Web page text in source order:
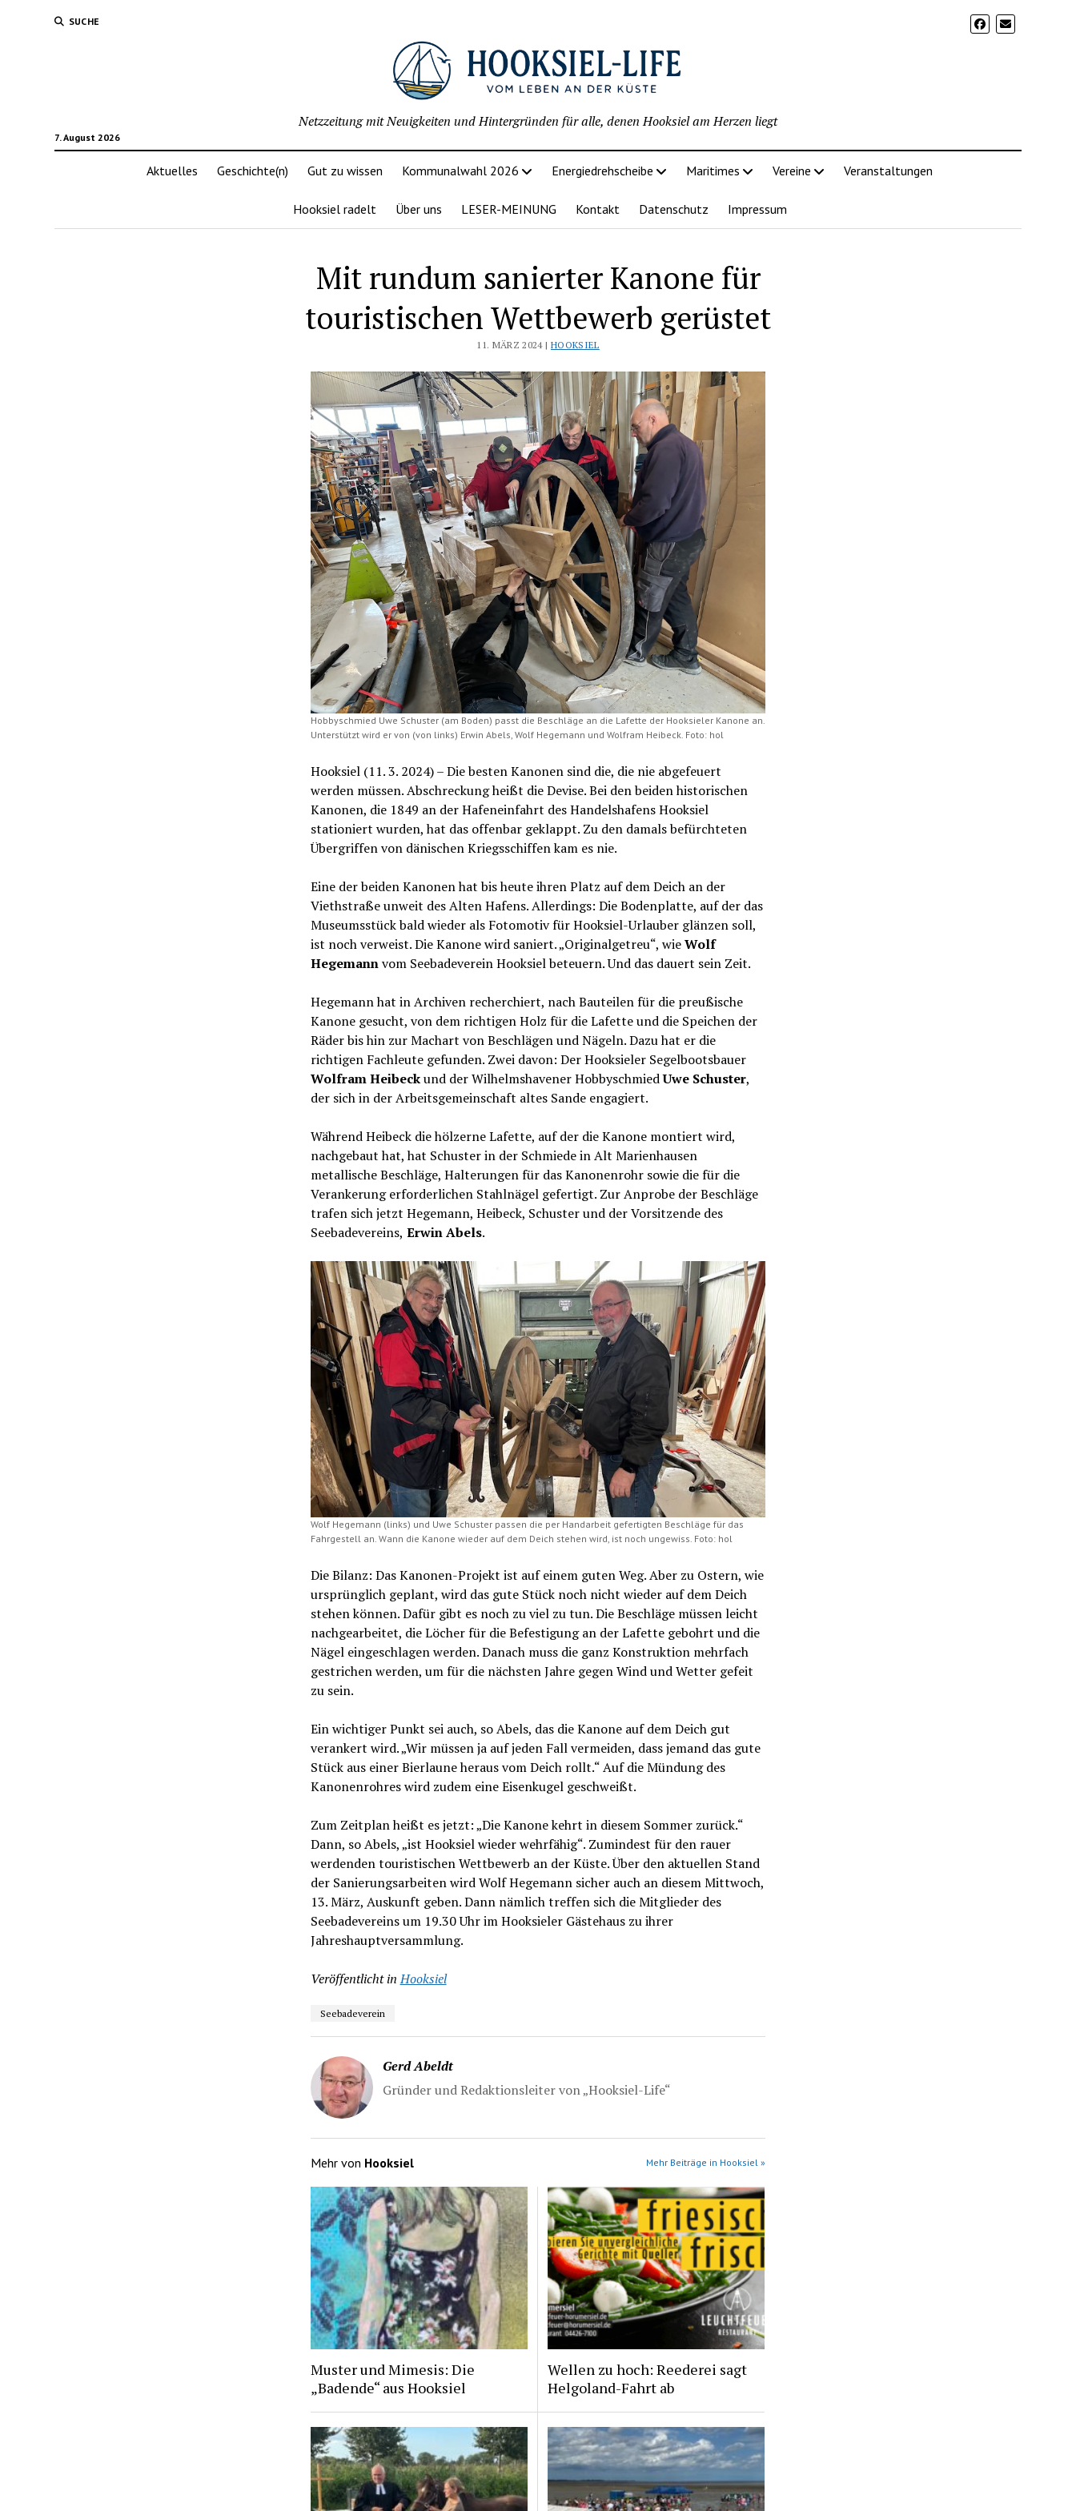
SUCHE
7. August 2026
Netzzeitung mit Neuigkeiten und Hintergründen für alle, denen Hooksiel am Herzen liegt
Aktuelles Geschichte(n) Gut zu wissen Kommunalwahl 2026 Energiedrehscheibe Maritimes Vereine Veranstaltungen
Hooksiel radelt Über uns LESER-MEINUNG Kontakt Datenschutz Impressum
Mit rundum sanierter Kanone für
touristischen Wettbewerb gerüstet
11. MÄRZ 2024 | HOOKSIEL
Hobbyschmied Uwe Schuster (am Boden) passt die Beschläge an die Lafette der Hooksieler Kanone an.
Unterstützt wird er von (von links) Erwin Abels, Wolf Hegemann und Wolfram Heibeck. Foto: hol
Hooksiel (11. 3. 2024) – Die besten Kanonen sind die, die nie abgefeuert
werden müssen. Abschreckung heißt die Devise. Bei den beiden historischen
Kanonen, die 1849 an der Hafeneinfahrt des Handelshafens Hooksiel
stationiert wurden, hat das offenbar geklappt. Zu den damals befürchteten
Übergriffen von dänischen Kriegsschiffen kam es nie.
Eine der beiden Kanonen hat bis heute ihren Platz auf dem Deich an der
Viethstraße unweit des Alten Hafens. Allerdings: Die Bodenplatte, auf der das
Museumsstück bald wieder als Fotomotiv für Hooksiel-Urlauber glänzen soll,
ist noch verweist. Die Kanone wird saniert. „Originalgetreu“, wieWolf
Hegemannvom Seebadeverein Hooksiel beteuern. Und das dauert sein Zeit.
Hegemann hat in Archiven recherchiert, nach Bauteilen für die preußische
Kanone gesucht, von dem richtigen Holz für die Lafette und die Speichen der
Räder bis hin zur Machart von Beschlägen und Nägeln. Dazu hat er die
richtigen Fachleute gefunden. Zwei davon: Der Hooksieler Segelbootsbauer
Wolfram Heibeckund der Wilhelmshavener HobbyschmiedUwe Schuster,
der sich in der Arbeitsgemeinschaft altes Sande engagiert.
Während Heibeck die hölzerne Lafette, auf der die Kanone montiert wird,
nachgebaut hat, hat Schuster in der Schmiede in Alt Marienhausen
metallische Beschläge, Halterungen für das Kanonenrohr sowie die für die
Verankerung erforderlichen Stahlnägel gefertigt. Zur Anprobe der Beschläge
trafen sich jetzt Hegemann, Heibeck, Schuster und der Vorsitzende des
Seebadevereins, Erwin Abels.
Wolf Hegemann (links) und Uwe Schuster passen die per Handarbeit gefertigten Beschläge für das
Fahrgestell an. Wann die Kanone wieder auf dem Deich stehen wird, ist noch ungewiss. Foto: hol
Die Bilanz: Das Kanonen-Projekt ist auf einem guten Weg. Aber zu Ostern, wie
ursprünglich geplant, wird das gute Stück noch nicht wieder auf dem Deich
stehen können. Dafür gibt es noch zu viel zu tun. Die Beschläge müssen leicht
nachgearbeitet, die Löcher für die Befestigung an der Lafette gebohrt und die
Nägel eingeschlagen werden. Danach muss die ganz Konstruktion mehrfach
gestrichen werden, um für die nächsten Jahre gegen Wind und Wetter gefeit
zu sein.
Ein wichtiger Punkt sei auch, so Abels, das die Kanone auf dem Deich gut
verankert wird. „Wir müssen ja auf jeden Fall vermeiden, dass jemand das gute
Stück aus einer Bierlaune heraus vom Deich rollt.“ Auf die Mündung des
Kanonenrohres wird zudem eine Eisenkugel geschweißt.
Zum Zeitplan heißt es jetzt: „Die Kanone kehrt in diesem Sommer zurück.“
Dann, so Abels, „ist Hooksiel wieder wehrfähig“. Zumindest für den rauer
werdenden touristischen Wettbewerb an der Küste. Über den aktuellen Stand
der Sanierungsarbeiten wird Wolf Hegemann sicher auch an diesem Mittwoch,
13. März, Auskunft geben. Dann nämlich treffen sich die Mitglieder des
Seebadevereins um 19.30 Uhr im Hooksieler Gästehaus zu ihrer
Jahreshauptversammlung.
Veröffentlicht in Hooksiel
Seebadeverein
Gerd Abeldt
Gründer und Redaktionsleiter von „Hooksiel-Life“
Mehr von Hooksiel Mehr Beiträge in Hooksiel »
Muster und Mimesis: Die
„Badende“ aus Hooksiel
Wellen zu hoch: Reederei sagt
Helgoland-Fahrt ab